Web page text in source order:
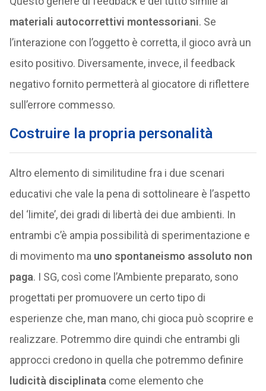
materiali autocorrettivi montessoriani. Se
l’interazione con l’oggetto è corretta, il gioco avrà un
esito positivo. Diversamente, invece, il feedback
negativo fornito permetterà al giocatore di riflettere
sull’errore commesso.
Costruire la propria personalità
Altro elemento di similitudine fra i due scenari
educativi che vale la pena di sottolineare è l’aspetto
del ‘limite’, dei gradi di libertà dei due ambienti. In
entrambi c’è ampia possibilità di sperimentazione e
di movimento ma uno spontaneismo assoluto non
paga. I SG, così come l’Ambiente preparato, sono
progettati per promuovere un certo tipo di
esperienze che, man mano, chi gioca può scoprire e
realizzare. Potremmo dire quindi che entrambi gli
approcci credono in quella che potremmo definire
ludicità disciplinata come elemento che